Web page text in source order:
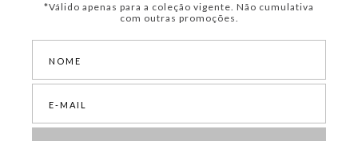
*Válido apenas para a coleção vigente. Não cumulativa
com outras promoções.